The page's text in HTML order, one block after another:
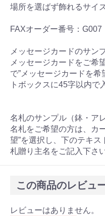
場所を選ばず飾れるサイ
FAXオーダー番号：G007
メッセージカードのサン
メッセージカードをご希
で”メッセージカードを希
トボックスに45字以内で
名札のサンプル（鉢・ア
名札をご希望の方は、カ
望”を選択し、下のテキス
札贈り主名をご記入下さい
この商品のレビュ
レビューはありません。